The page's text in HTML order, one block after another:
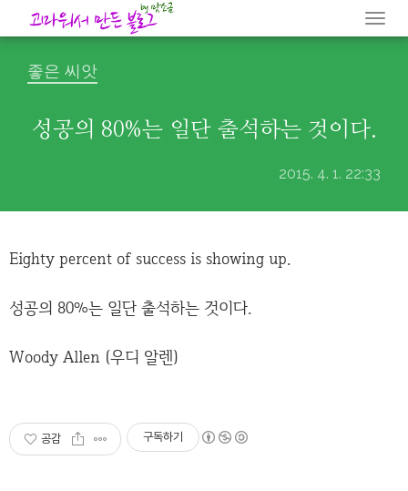
좋은 씨앗
성공의 80%는 일단 출석하는 것이다.
2015. 4. 1. 22:33
Eighty percent of success is showing up.
성공의 80%는 일단 출석하는 것이다.
Woody Allen (우디 알렌)
공감 구독하기